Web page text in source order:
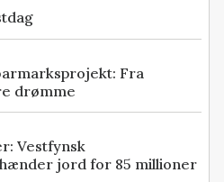
Fra
drømme
Vestfynsk
jord for 85 millioner